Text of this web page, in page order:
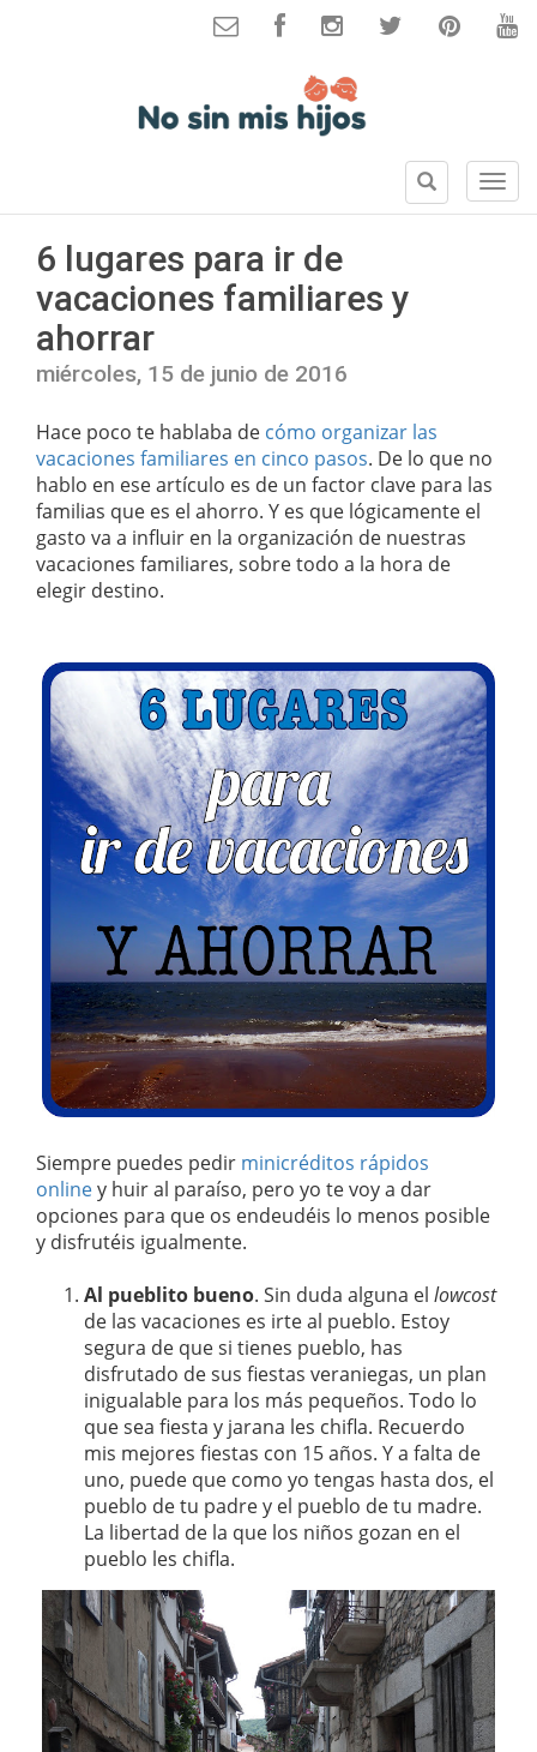
S
e
B
u
6 lugares para ir de
vacaciones familiares y
ahorrar
miércoles, 15 de junio de 2016
Hace poco te hablaba de cómo organizar las
vacaciones familiares en cinco pasos. De lo que no
hablo en ese artículo es de un factor clave para las
familias que es el ahorro. Y es que lógicamente el
gasto va a influir en la organización de nuestras
vacaciones familiares, sobre todo a la hora de
elegir destino.
Siempre puedes pedir minicréditos rápidos
onliney huir al paraíso, pero yo te voy a dar
opciones para que os endeudéis lo menos posible
y disfrutéis igualmente.
Al pueblito bueno. Sin duda alguna el lowcost
de las vacaciones es irte al pueblo. Estoy
segura de que si tienes pueblo, has
disfrutado de sus fiestas veraniegas, un plan
inigualable para los más pequeños. Todo lo
que sea fiesta y jarana les chifla. Recuerdo
mis mejores fiestas con 15 años. Y a falta de
uno, puede que como yo tengas hasta dos, el
pueblo de tu padre y el pueblo de tu madre.
La libertad de la que los niños gozan en el
pueblo les chifla.